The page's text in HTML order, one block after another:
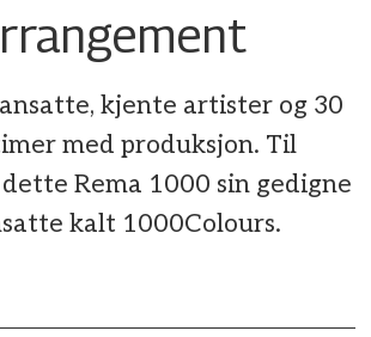
kjente artister og 30
med produksjon. Til
Rema 1000 sin gedigne
kalt 1000Colours.